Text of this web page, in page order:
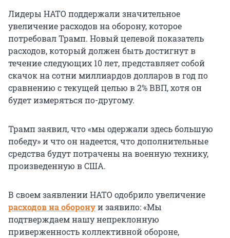
Лидеры НАТО поддержали значительное
увеличение расходов на оборону, которое
потребовал Трамп. Новый целевой показатель
расходов, который должен быть достигнут в
течение следующих 10 лет, представляет собой
скачок на сотни миллиардов долларов в год по
сравнению с текущей целью в 2% ВВП, хотя он
будет измеряться по-другому.
Трамп заявил, что «мы одержали здесь большую
победу» и что он надеется, что дополнительные
средства будут потрачены на военную технику,
произведенную в США.
В своем заявлении НАТО одобрило увеличение
расходов на оборонуи заявило: «Мы
подтверждаем нашу непреклонную
приверженность коллективной обороне,